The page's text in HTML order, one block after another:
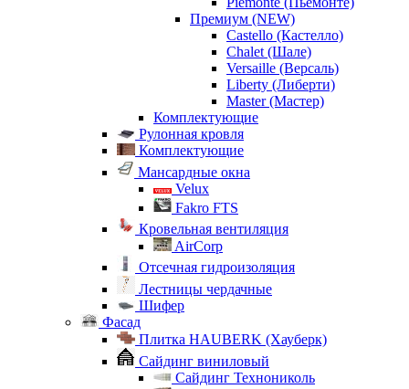
Премиум (NEW)
Castello (Кастелло)
Chalet (Шале)
Versaille (Версаль)
Liberty (Либерти)
Master (Мастер)
Комплектующие
Рулонная кровля
Комплектующие
Мансардные окна
Velux
Fakro FTS
Кровельная вентиляция
AirCorp
Отсечная гидроизоляция
Лестницы чердачные
Шифер
Фасад
Плитка HAUBERK (Хауберк)
Сайдинг виниловый
Сайдинг Технониколь